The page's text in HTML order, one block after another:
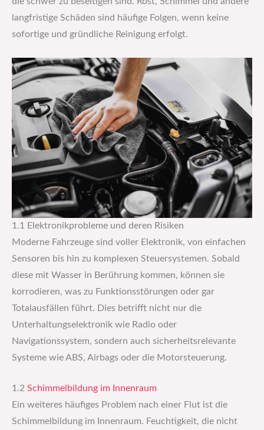
langfristige Schäden sind häufige Folgen, wenn keine
sofortige und gründliche Reinigung erfolgt.
1.1 Elektronikprobleme und deren Risiken
Moderne Fahrzeuge sind voller Elektronik, von einfachen
Sensoren bis hin zu komplexen Steuersystemen. Sobald
diese mit Wasser in Berührung kommen, können sie
korrodieren, was zu Funktionsstörungen oder gar
Totalausfällen führt. Dies betrifft nicht nur die
Unterhaltungselektronik wie Radio oder
Navigationssystem, sondern auch sicherheitsrelevante
Systeme wie ABS, Airbags oder die Motorsteuerung.
1.2 Schimmelbildung im Innenraum
Ein weiteres häufiges Problem nach einer Flut ist die
Schimmelbildung im Innenraum. Feuchtigkeit, die nicht